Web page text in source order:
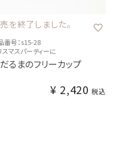
を終了しました。
番号：s15-28
スマスパーティーに
るまのフリーカップ
¥ 2,420 税込